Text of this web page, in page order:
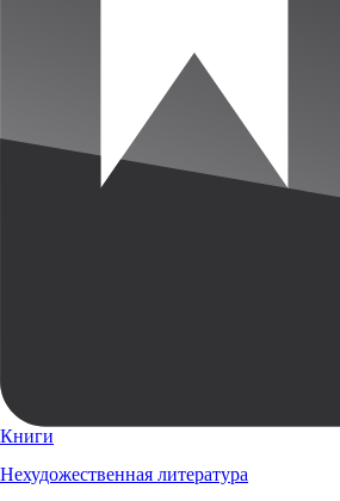
Книги
Нехудожественная литература